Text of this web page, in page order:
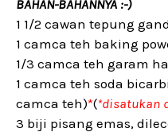
BAHAN-BAHANNYA :-)
1 1/2 cawan tepung
1 camca teh baking
1/3 camca teh garam
1 camca teh soda
camca teh)*(*disatukan
3 biji pisang emas,